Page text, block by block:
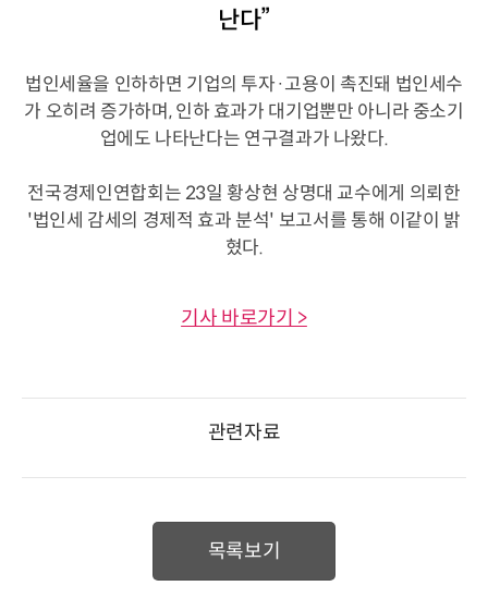
난다”
법인세율을 인하하면 기업의 투자·고용이 촉진돼 법인세수
가 오히려 증가하며, 인하 효과가 대기업뿐만 아니라 중소기
업에도 나타난다는 연구결과가 나왔다.
전국경제인연합회는 23일 황상현 상명대 교수에게 의뢰한
'법인세 감세의 경제적 효과 분석' 보고서를 통해 이같이 밝
혔다.
기사 바로가기 >
관련자료
목록보기